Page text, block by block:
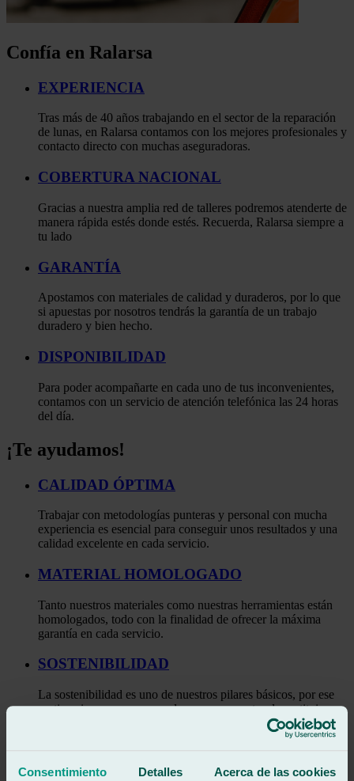
Consentimiento Detalles Acerca de las cookies
Confía en Ralarsa
EXPERIENCIA
Tras más de 40 años trabajando en el sector de la reparación
de lunas, en Ralarsa contamos con los mejores profesionales y
contacto directo con muchas aseguradoras.
COBERTURA NACIONAL
Gracias a nuestra amplia red de talleres podremos atenderte de
manera rápida estés donde estés. Recuerda, Ralarsa siempre a
tu lado
GARANTÍA
Apostamos con materiales de calidad y duraderos, por lo que
si apuestas por nosotros tendrás la garantía de un trabajo
duradero y bien hecho.
DISPONIBILIDAD
Para poder acompañarte en cada uno de tus inconvenientes,
contamos con un servicio de atención telefónica las 24 horas
del día.
¡Te ayudamos!
CALIDAD ÓPTIMA
Trabajar con metodologías punteras y personal con mucha
experiencia es esencial para conseguir unos resultados y una
calidad excelente en cada servicio.
MATERIAL HOMOLOGADO
Tanto nuestros materiales como nuestras herramientas están
homologados, todo con la finalidad de ofrecer la máxima
garantía en cada servicio.
SOSTENIBILIDAD
La sostenibilidad es uno de nuestros pilares básicos, por ese
motivo siempre que se pueda reparamos antes de sustituir.
Con esta práctica, ayudamos a la redacción de estudios.